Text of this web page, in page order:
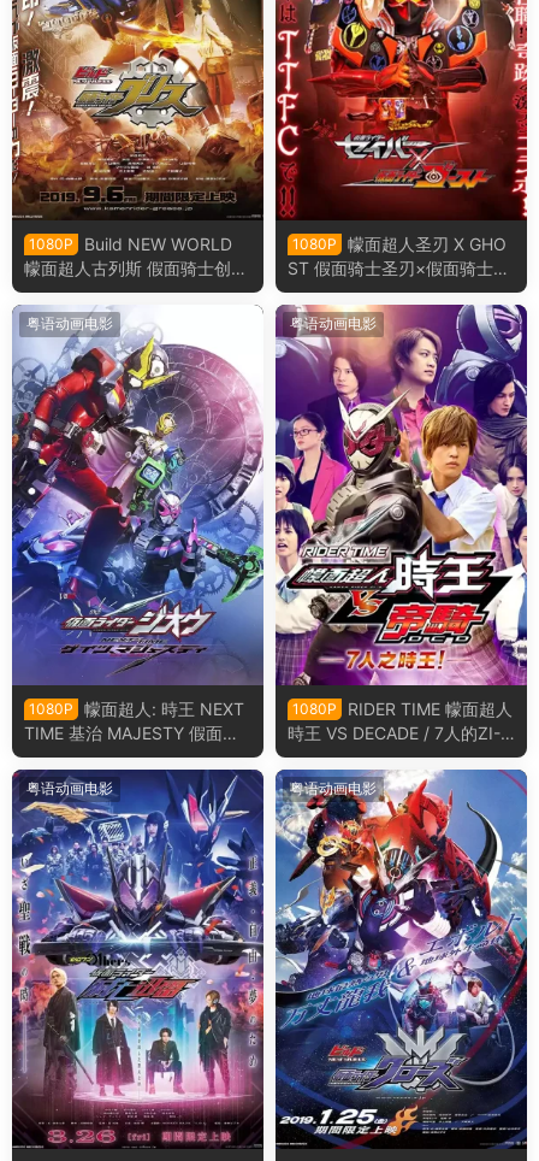
1080P
Build NEW WORLD
幪面超人古列斯 假面骑士创骑
新世界 假面骑士格里斯粤语版
1080P
幪面超人圣刃 X GHO
ST 假面骑士圣刃×假面骑士gh
ost粤语版
粤语动画电影
1080P
幪面超人: 時王 NEXT
TIME 基治 MAJESTY 假面骑
士时王：盖茨王权粤语版
粤语动画电影
1080P
RIDER TIME 幪面超人
時王 VS DECADE / 7人的ZI-
O！ 骑士时刻 假面骑士时王V
S帝骑／7个时王！粤语版
粤语动画电影 粤语动画电影